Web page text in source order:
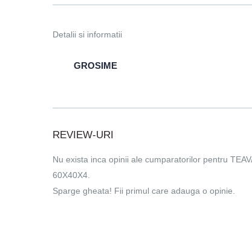
Detalii si informatii
GROSIME
REVIEW-URI
Nu exista inca opinii ale cumparatorilor pentru
60X40X4.
Sparge gheata! Fii primul care adauga o opinie.